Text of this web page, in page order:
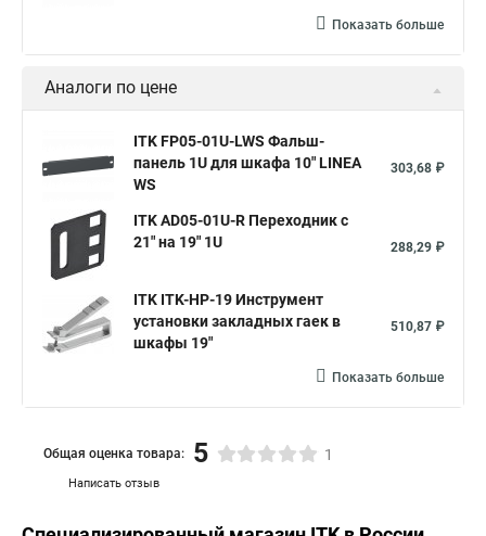
Показать больше
Аналоги по цене
ITK FP05-01U-LWS Фальш-
панель 1U для шкафа 10" LINEA
WS
303,68 ₽
ITK AD05-01U-R Переходник с
21" на 19" 1U
288,29 ₽
ITK ITK-HP-19 Инструмент
установки закладных гаек в
шкафы 19"
510,87 ₽
Показать больше
Написать отзыв
Общая оценка товара: 5 1